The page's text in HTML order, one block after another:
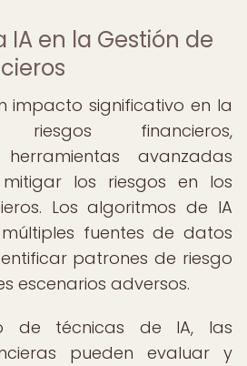
en la Gestión de
impacto significativo en la
financieros,
avanzadas
los riesgos en los
Los algoritmos de IA
fuentes de datos
patrones de riesgo
escenarios adversos.
de técnicas de IA, las
pueden evaluar y